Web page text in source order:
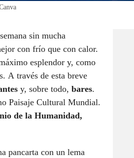
sin mucha
con frío que con calor.
esplendor y, como
A través de esta breve
y, sobre todo, bares.
Paisaje Cultural Mundial.
de la Humanidad,
pancarta con un lema